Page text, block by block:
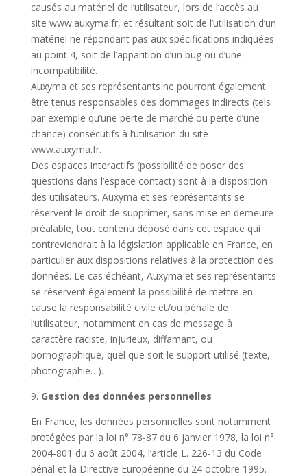
causés au matériel de l’utilisateur, lors de l’accès au
site www.auxyma.fr, et résultant soit de l’utilisation d’un
matériel ne répondant pas aux spécifications indiquées
au point 4, soit de l’apparition d’un bug ou d’une
incompatibilité.
Auxyma et ses représentants ne pourront également
être tenus responsables des dommages indirects (tels
par exemple qu’une perte de marché ou perte d’une
chance) consécutifs à l’utilisation du site
www.auxyma.fr.
Des espaces interactifs (possibilité de poser des
questions dans l’espace contact) sont à la disposition
des utilisateurs. Auxyma et ses représentants se
réservent le droit de supprimer, sans mise en demeure
préalable, tout contenu déposé dans cet espace qui
contreviendrait à la législation applicable en France, en
particulier aux dispositions relatives à la protection des
données. Le cas échéant, Auxyma et ses représentants
se réservent également la possibilité de mettre en
cause la responsabilité civile et/ou pénale de
l’utilisateur, notamment en cas de message à
caractère raciste, injurieux, diffamant, ou
pornographique, quel que soit le support utilisé (texte,
photographie…).
9. Gestion des données personnelles
En France, les données personnelles sont notamment
protégées par la loi n° 78-87 du 6 janvier 1978, la loi n°
2004-801 du 6 août 2004, l’article L. 226-13 du Code
pénal et la Directive Européenne du 24 octobre 1995.